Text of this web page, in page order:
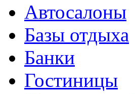
Автосалоны
Базы отдыха
Банки
Гостиницы